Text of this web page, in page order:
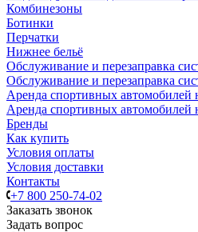
Комбинезоны
Ботинки
Перчатки
Нижнее бельё
Обслуживание и перезаправка
Обслуживание и перезаправка
Аренда спортивных автомобилей
Аренда спортивных автомобилей
Бренды
Как купить
Условия оплаты
Условия доставки
Контакты
+7 800 250-74-02
Заказать звонок
Задать вопрос